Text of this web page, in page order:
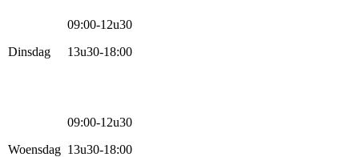
Dinsdag
09:00-12u30
13u30-18:00
Woensdag
09:00-12u30
13u30-18:00